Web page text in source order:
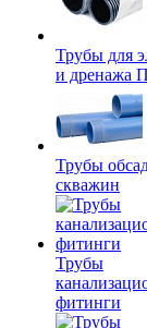
Трубы для
и дренажа
Трубы
скважин
Трубы
фитинги